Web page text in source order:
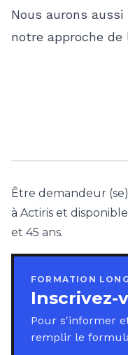
Nous aurons aussi
notre approche de
Être demandeur
à Actiris et
et 45 ans.
FORMATION
Inscrivez-
Pour s'informer
remplir le